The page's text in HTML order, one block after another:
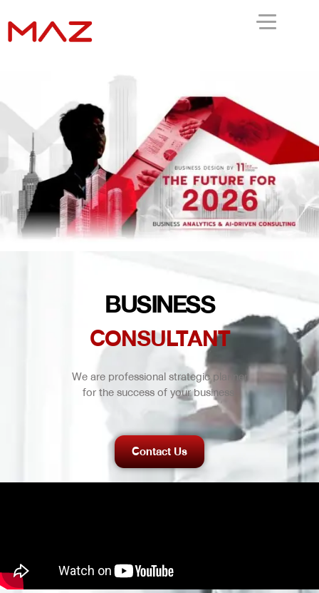
BUSINESS
CONSULTANT
We are professional strategic planner
for the success of your business.
Contact Us